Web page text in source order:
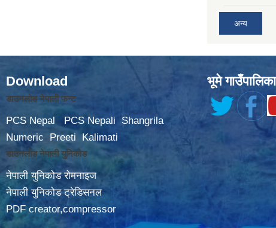
अन्य
Download
डाउनलोड नेपाली फन्ट
PCS Nepal PCS Nepali
Shangrila
Numeric
Preeti Kalimati
डाउनलोड नेपाली युनिकोड
नेपाली युनिकोड रोमनाइज
नेपाली युनिकोड ट्रेडिसनल
PDF creator,compressor
भूमे